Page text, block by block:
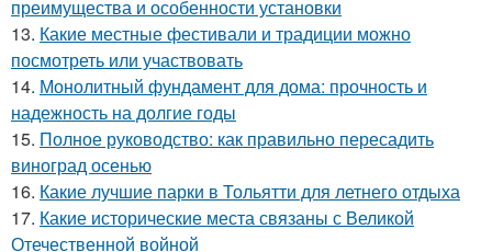
преимущества и особенности установки
13. Какие местные фестивали и традиции можно
посмотреть или участвовать
14. Монолитный фундамент для дома: прочность и
надежность на долгие годы
15. Полное руководство: как правильно пересадить
виноград осенью
16. Какие лучшие парки в Тольятти для летнего отдыха
17. Какие исторические места связаны с Великой
Отечественной войной